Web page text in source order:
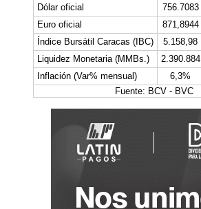
Dólar oficial
756.7083
Euro oficial
871,8944
Índice Bursátil Caracas (IBC)
5.158,98
Liquidez Monetaria (MMBs.)
2.390.884
Inflación (Var% mensual)
6,3%
Fuente: BCV - BVC